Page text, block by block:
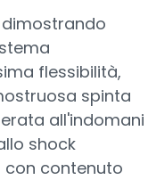
dimostrando
flessibilità,
spinta
all'indomani
shock
con contenuto